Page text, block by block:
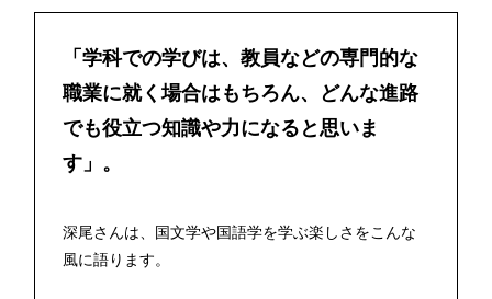
「学科での学びは、教員などの専門的な
職業に就く場合はもちろん、どんな進路
でも役立つ知識や力になると思いま
す」。
深尾さんは、国文学や国語学を学ぶ楽しさをこんな
風に語ります。